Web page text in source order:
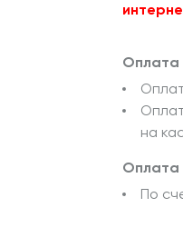
Оплата
на
Оплата
По